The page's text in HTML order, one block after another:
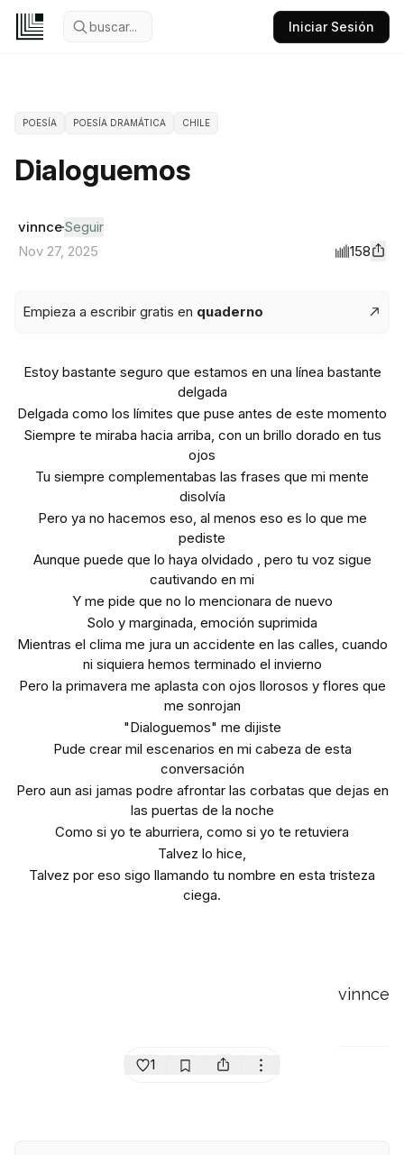
buscar... Iniciar Sesión
POESÍA POESÍA DRAMÁTICA CHILE
Dialoguemos
vinnceSeguir
Nov 27, 2025
158
Empieza a escribir gratis en quaderno
Estoy bastante seguro que estamos en una línea bastante
delgada
Delgada como los límites que puse antes de este momento
Siempre te miraba hacia arriba, con un brillo dorado en tus
ojos
Tu siempre complementabas las frases que mi mente
disolvía
Pero ya no hacemos eso, al menos eso es lo que me
pediste
Aunque puede que lo haya olvidado , pero tu voz sigue
cautivando en mi
Y me pide que no lo mencionara de nuevo
Solo y marginada, emoción suprimida
Mientras el clima me jura un accidente en las calles, cuando
ni siquiera hemos terminado el invierno
Pero la primavera me aplasta con ojos llorosos y flores que
me sonrojan
"Dialoguemos" me dijiste
Pude crear mil escenarios en mi cabeza de esta
conversación
Pero aun asi jamas podre afrontar las corbatas que dejas en
las puertas de la noche
Como si yo te aburriera, como si yo te retuviera
Talvez lo hice,
Talvez por eso sigo llamando tu nombre en esta tristeza
ciega.
vinnce
1